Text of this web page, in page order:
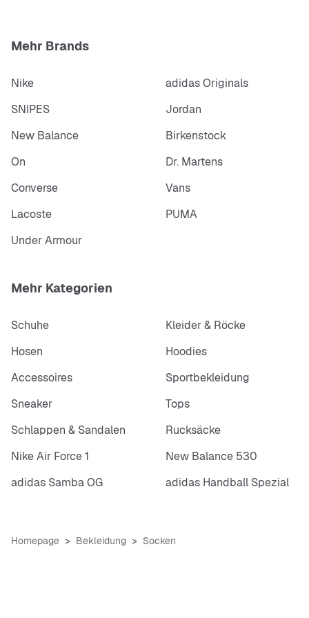
Mehr Brands
Nike
adidas Originals
SNIPES
Jordan
New Balance
Birkenstock
On
Dr. Martens
Converse
Vans
Lacoste
PUMA
Under Armour
Mehr Kategorien
Schuhe
Kleider & Röcke
Hosen
Hoodies
Accessoires
Sportbekleidung
Sneaker
Tops
Schlappen & Sandalen
Rucksäcke
Nike Air Force 1
New Balance 530
adidas Samba OG
adidas Handball Spezial
Homepage Bekleidung Socken